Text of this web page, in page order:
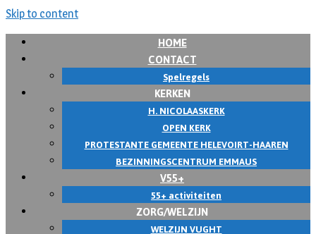
Skip to content
HOME
CONTACT
Spelregels
KERKEN
H. NICOLAASKERK
OPEN KERK
PROTESTANTE GEMEENTE HELEVOIRT-HAAREN
BEZINNINGSCENTRUM EMMAUS
V55+
55+ activiteiten
ZORG/WELZIJN
WELZIJN VUGHT